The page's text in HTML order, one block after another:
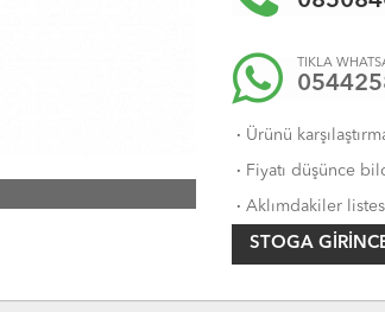
TIKLA
· Ürünü
· Fiyatı düşünce
· Aklımdakiler
STOGA